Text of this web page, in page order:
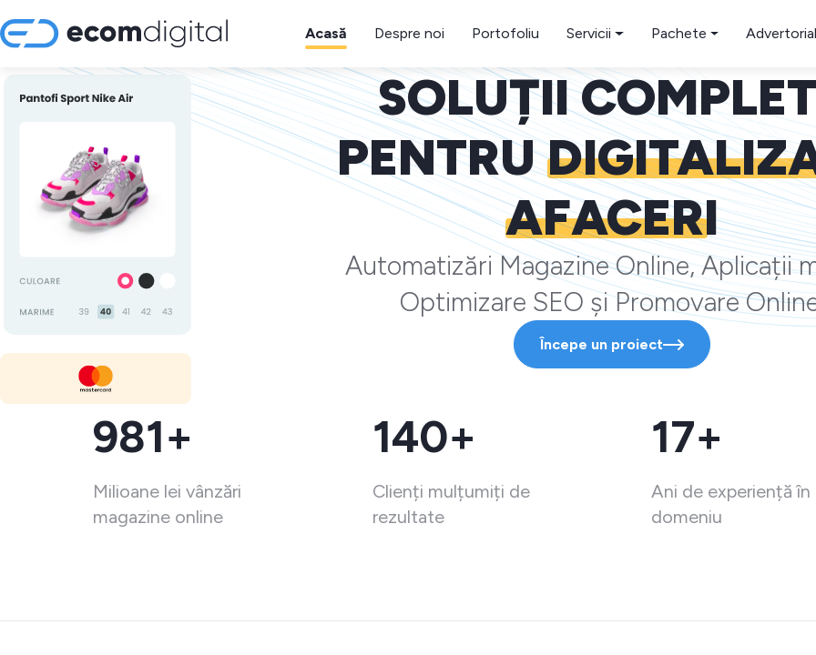
Acasă Despre noi Portofoliu Servicii Pachete
SOLUȚII
PENTRU
AFACERI
Automatizări Magazine Online, Aplicații
Optimizare SEO și Promovare
Începe un proiect
981+
Milioane lei vânzări
magazine online
140+
Clienți mulțumiți de
rezultate
17+
Ani de experiență în
domeniu